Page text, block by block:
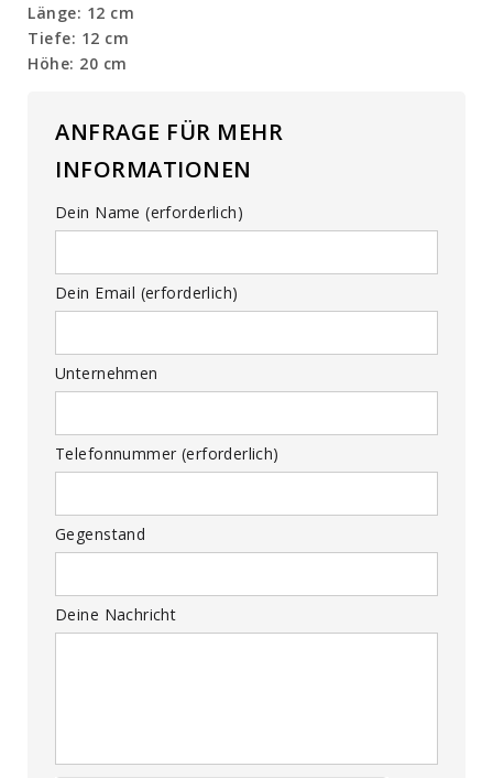
Länge: 12 cm
Tiefe: 12 cm
Höhe: 20 cm
ANFRAGE FÜR MEHR
INFORMATIONEN
Dein Name (erforderlich)
Dein Email (erforderlich)
Unternehmen
Telefonnummer (erforderlich)
Gegenstand
Deine Nachricht